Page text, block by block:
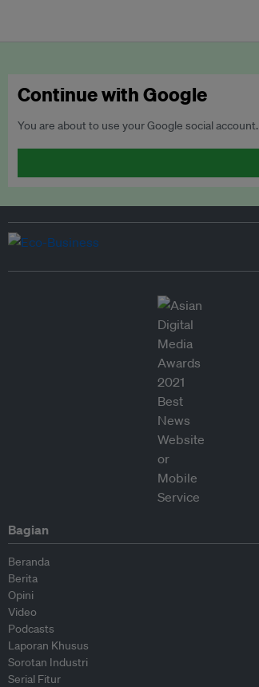
Continue with Google
You are about to use your Google social account.
Bagian
Beranda
Berita
Opini
Video
Podcasts
Laporan Khusus
Sorotan Industri
Serial Fitur